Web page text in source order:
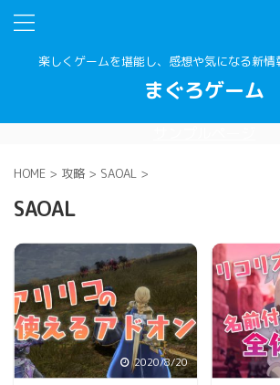
楽しくゲームを堪能し、感想や気になる新
まぐろゲーム
HOME > 攻略 > SAOAL >
SAOAL
2020/8/20